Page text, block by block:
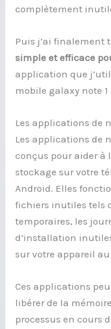
complètement
Puis j’ai finalement
simple et efficace
application que
mobile galaxy note
Les applications de
Les applications de
conçus pour aider à
stockage sur votre
Android. Elles
fichiers inutiles tels
temporaires, les
d’installation
sur votre appareil
Ces applications
libérer de la
processus en cours